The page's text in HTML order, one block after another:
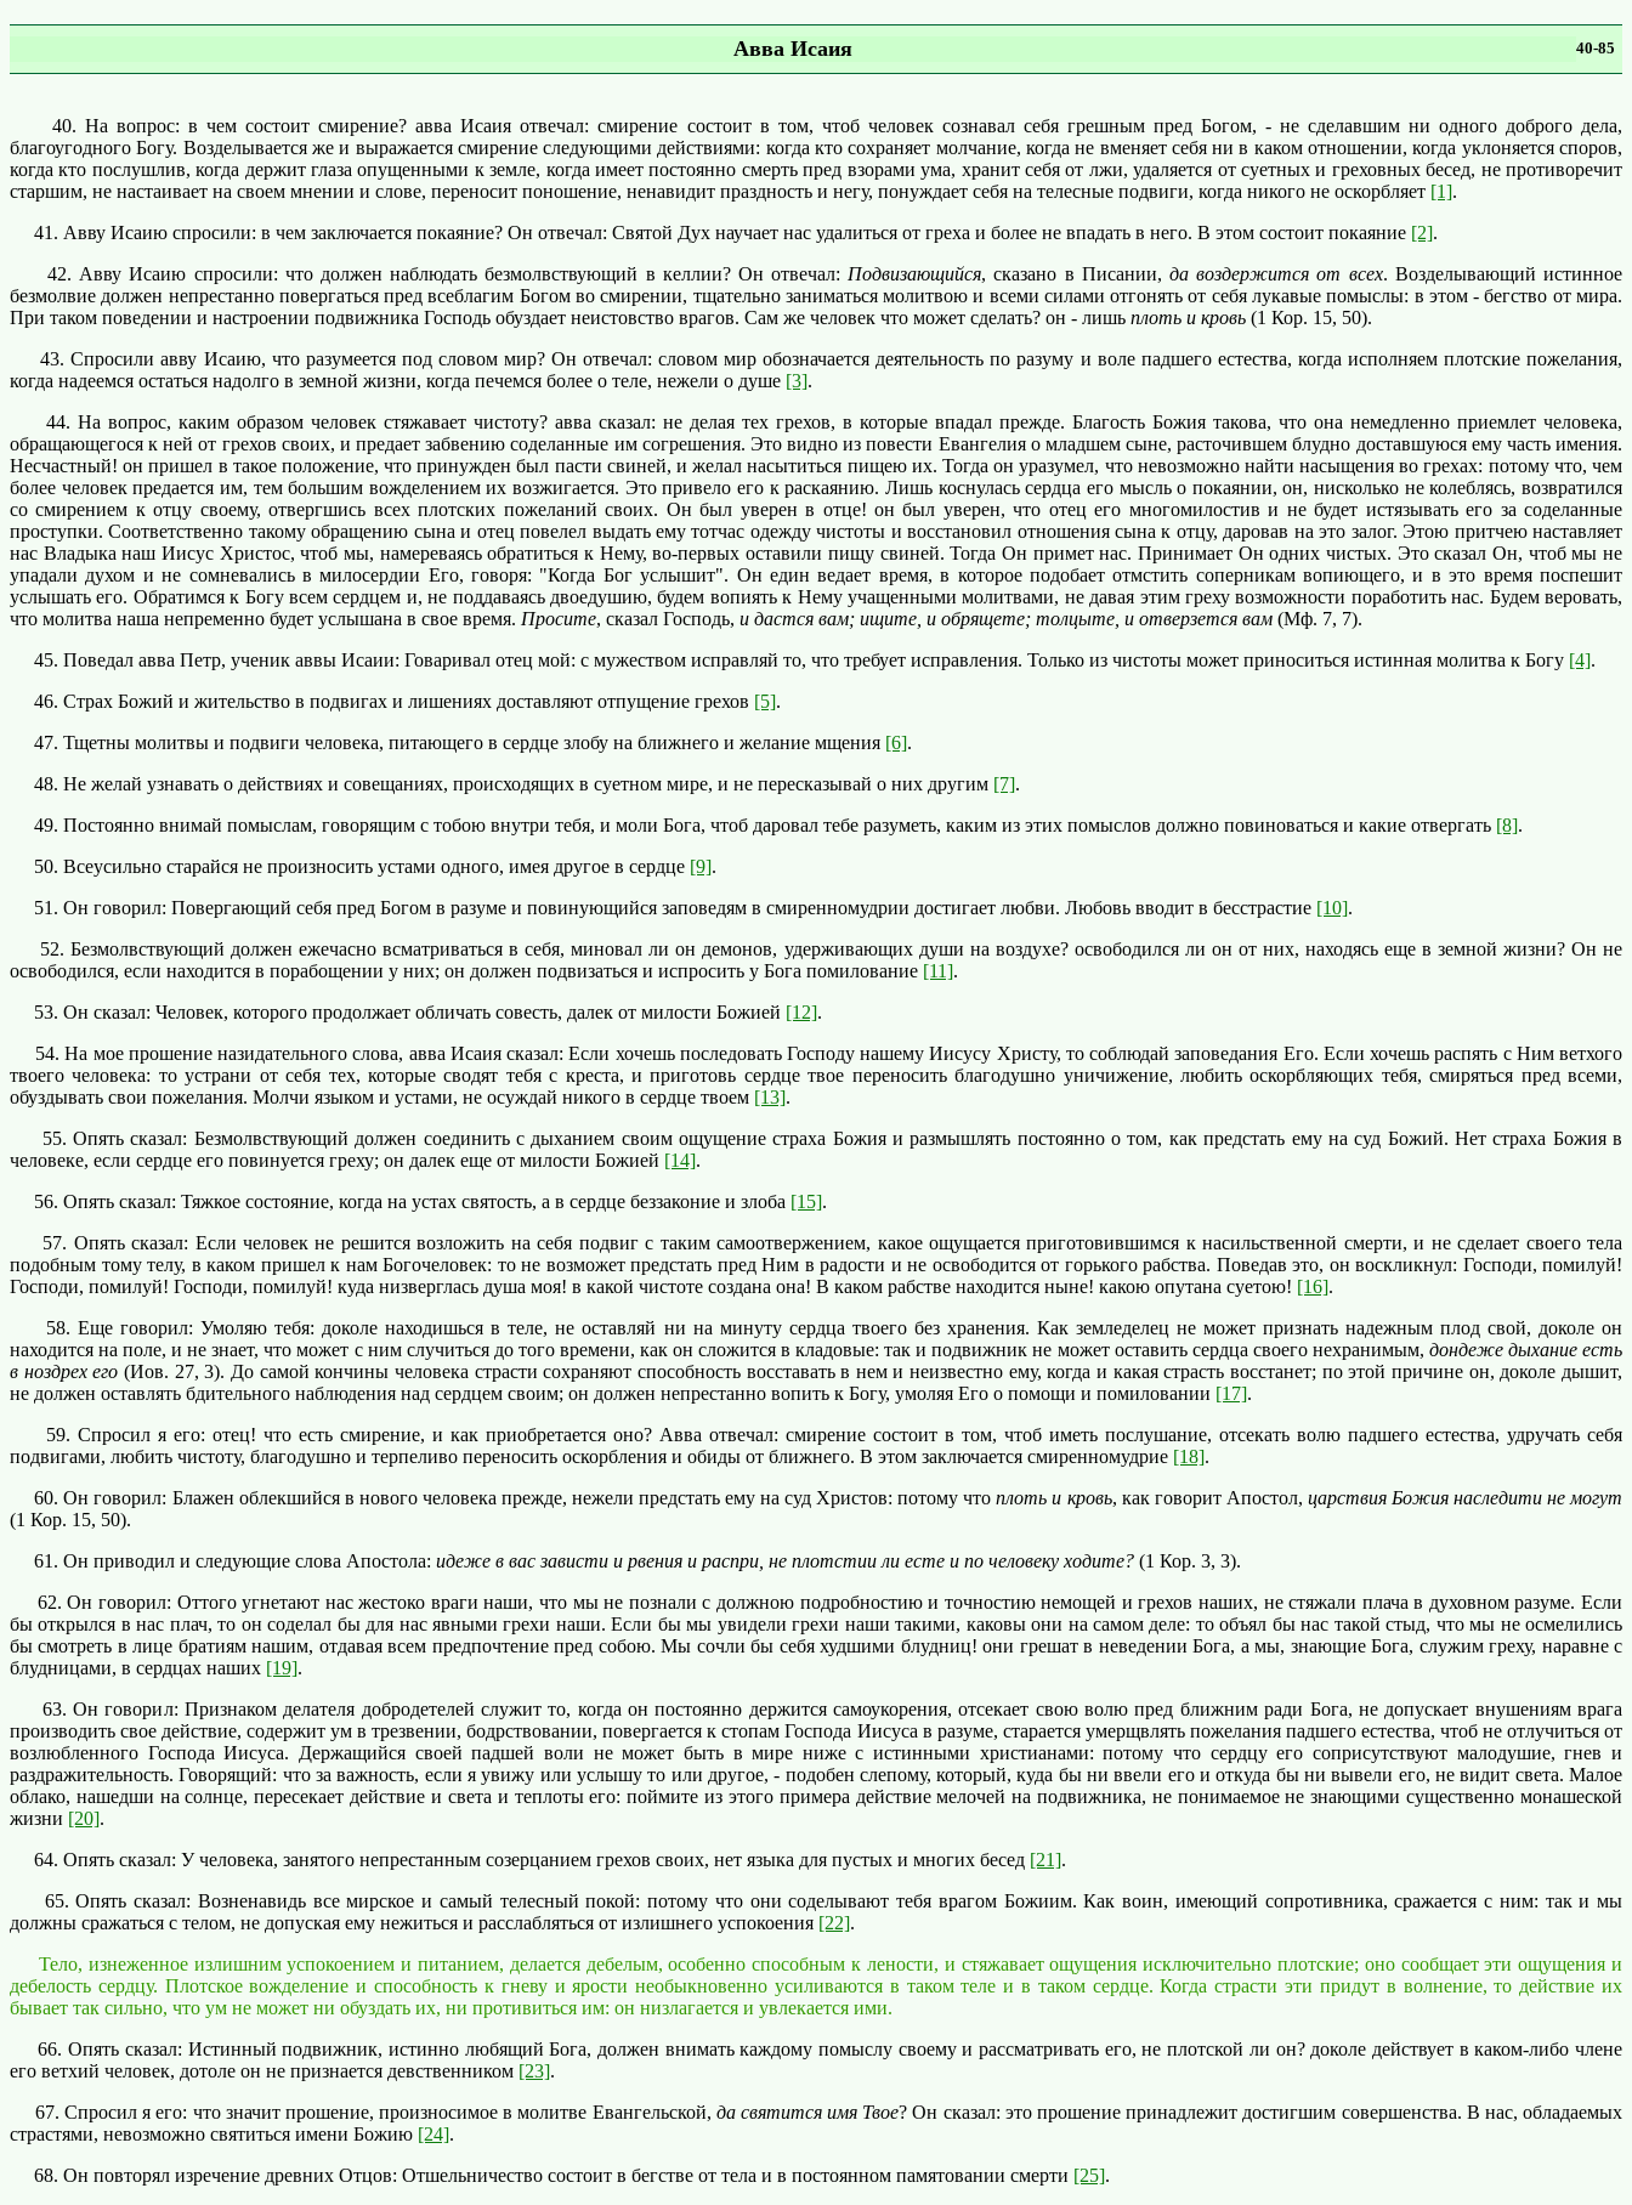
Авва Исаия 40-85
40. На вопрос: в чем состоит смирение? авва Исаия отвечал: смирение состоит в том, чтоб человек сознавал себя грешным пред Богом, - не сделавшим ни одного доброго дела,
благоугодного Богу. Возделывается же и выражается смирение следующими действиями: когда кто сохраняет молчание, когда не вменяет себя ни в каком отношении, когда уклоняется споров,
когда кто послушлив, когда держит глаза опущенными к земле, когда имеет постоянно смерть пред взорами ума, хранит себя от лжи, удаляется от суетных и греховных бесед, не противоречит
старшим, не настаивает на своем мнении и слове, переносит поношение, ненавидит праздность и негу, понуждает себя на телесные подвиги, когда никого не оскорбляет [1].
41. Авву Исаию спросили: в чем заключается покаяние? Он отвечал: Святой Дух научает нас удалиться от греха и более не впадать в него. В этом состоит покаяние [2].
42. Авву Исаию спросили: что должен наблюдать безмолвствующий в келлии? Он отвечал: Подвизающийся, сказано в Писании,да воздержится от всех. Возделывающий истинное
безмолвие должен непрестанно повергаться пред всеблагим Богом во смирении, тщательно заниматься молитвою и всеми силами отгонять от себя лукавые помыслы: в этом - бегство от мира.
При таком поведении и настроении подвижника Господь обуздает неистовство врагов. Сам же человек что может сделать? он - лишь плоть и кровь (1 Кор. 15, 50).
43. Спросили авву Исаию, что разумеется под словом мир? Он отвечал: словом мир обозначается деятельность по разуму и воле падшего естества, когда исполняем плотские пожелания,
когда надеемся остаться надолго в земной жизни, когда печемся более о теле, нежели о душе [3].
44. На вопрос, каким образом человек стяжавает чистоту? авва сказал: не делая тех грехов, в которые впадал прежде. Благость Божия такова, что она немедленно приемлет человека,
обращающегося к ней от грехов своих, и предает забвению соделанные им согрешения. Это видно из повести Евангелия о младшем сыне, расточившем блудно доставшуюся ему часть имения.
Несчастный! он пришел в такое положение, что принужден был пасти свиней, и желал насытиться пищею их. Тогда он уразумел, что невозможно найти насыщения во грехах: потому что, чем
более человек предается им, тем большим вожделением их возжигается. Это привело его к раскаянию. Лишь коснулась сердца его мысль о покаянии, он, нисколько не колеблясь, возвратился
со смирением к отцу своему, отвергшись всех плотских пожеланий своих. Он был уверен в отце! он был уверен, что отец его многомилостив и не будет истязывать его за соделанные
проступки. Соответственно такому обращению сына и отец повелел выдать ему тотчас одежду чистоты и восстановил отношения сына к отцу, даровав на это залог. Этою притчею наставляет
нас Владыка наш Иисус Христос, чтоб мы, намереваясь обратиться к Нему, во-первых оставили пищу свиней. Тогда Он примет нас. Принимает Он одних чистых. Это сказал Он, чтоб мы не
упадали духом и не сомневались в милосердии Его, говоря: "Когда Бог услышит". Он един ведает время, в которое подобает отмстить соперникам вопиющего, и в это время поспешит
услышать его. Обратимся к Богу всем сердцем и, не поддаваясь двоедушию, будем вопиять к Нему учащенными молитвами, не давая этим греху возможности поработить нас. Будем веровать,
что молитва наша непременно будет услышана в свое время. Просите, сказал Господь, и дастся вам; ищите, и обрящете; толцыте, и отверзется вам (Мф. 7, 7).
45. Поведал авва Петр, ученик аввы Исаии: Говаривал отец мой: с мужеством исправляй то, что требует исправления. Только из чистоты может приноситься истинная молитва к Богу [4].
46. Страх Божий и жительство в подвигах и лишениях доставляют отпущение грехов [5].
47. Тщетны молитвы и подвиги человека, питающего в сердце злобу на ближнего и желание мщения [6].
48. Не желай узнавать о действиях и совещаниях, происходящих в суетном мире, и не пересказывай о них другим [7].
49. Постоянно внимай помыслам, говорящим с тобою внутри тебя, и моли Бога, чтоб даровал тебе разуметь, каким из этих помыслов должно повиноваться и какие отвергать [8].
50. Всеусильно старайся не произносить устами одного, имея другое в сердце [9].
51. Он говорил: Повергающий себя пред Богом в разуме и повинующийся заповедям в смиренномудрии достигает любви. Любовь вводит в бесстрастие [10].
52. Безмолвствующий должен ежечасно всматриваться в себя, миновал ли он демонов, удерживающих души на воздухе? освободился ли он от них, находясь еще в земной жизни? Он не
освободился, если находится в порабощении у них; он должен подвизаться и испросить у Бога помилование [11].
53. Он сказал: Человек, которого продолжает обличать совесть, далек от милости Божией [12].
54. На мое прошение назидательного слова, авва Исаия сказал: Если хочешь последовать Господу нашему Иисусу Христу, то соблюдай заповедания Его. Если хочешь распять с Ним ветхого
твоего человека: то устрани от себя тех, которые сводят тебя с креста, и приготовь сердце твое переносить благодушно уничижение, любить оскорбляющих тебя, смиряться пред всеми,
обуздывать свои пожелания. Молчи языком и устами, не осуждай никого в сердце твоем [13].
55. Опять сказал: Безмолвствующий должен соединить с дыханием своим ощущение страха Божия и размышлять постоянно о том, как предстать ему на суд Божий. Нет страха Божия в
человеке, если сердце его повинуется греху; он далек еще от милости Божией [14].
56. Опять сказал: Тяжкое состояние, когда на устах святость, а в сердце беззаконие и злоба [15].
57. Опять сказал: Если человек не решится возложить на себя подвиг с таким самоотвержением, какое ощущается приготовившимся к насильственной смерти, и не сделает своего тела
подобным тому телу, в каком пришел к нам Богочеловек: то не возможет предстать пред Ним в радости и не освободится от горького рабства. Поведав это, он воскликнул: Господи, помилуй!
Господи, помилуй! Господи, помилуй! куда низверглась душа моя! в какой чистоте создана она! В каком рабстве находится ныне! какою опутана суетою! [16].
58. Еще говорил: Умоляю тебя: доколе находишься в теле, не оставляй ни на минуту сердца твоего без хранения. Как земледелец не может признать надежным плод свой, доколе он
находится на поле, и не знает, что может с ним случиться до того времени, как он сложится в кладовые: так и подвижник не может оставить сердца своего нехранимым, дондеже дыхание есть
в ноздрех его (Иов. 27, 3). До самой кончины человека страсти сохраняют способность восставать в нем и неизвестно ему, когда и какая страсть восстанет; по этой причине он, доколе дышит,
не должен оставлять бдительного наблюдения над сердцем своим; он должен непрестанно вопить к Богу, умоляя Его о помощи и помиловании [17].
59. Спросил я его: отец! что есть смирение, и как приобретается оно? Авва отвечал: смирение состоит в том, чтоб иметь послушание, отсекать волю падшего естества, удручать себя
подвигами, любить чистоту, благодушно и терпеливо переносить оскорбления и обиды от ближнего. В этом заключается смиренномудрие [18].
60. Он говорил: Блажен облекшийся в нового человека прежде, нежели предстать ему на суд Христов: потому чтоплоть и кровь, как говорит Апостол, царствия Божия наследити не могут
(1 Кор. 15, 50).
61. Он приводил и следующие слова Апостола: идеже в вас зависти и рвения и распри, не плотстии ли есте и по человеку ходите? (1 Кор. 3, 3).
62. Он говорил: Оттого угнетают нас жестоко враги наши, что мы не познали с должною подробностию и точностию немощей и грехов наших, не стяжали плача в духовном разуме. Если
бы открылся в нас плач, то он соделал бы для нас явными грехи наши. Если бы мы увидели грехи наши такими, каковы они на самом деле: то объял бы нас такой стыд, что мы не осмелились
бы смотреть в лице братиям нашим, отдавая всем предпочтение пред собою. Мы сочли бы себя худшими блудниц! они грешат в неведении Бога, а мы, знающие Бога, служим греху, наравне с
блудницами, в сердцах наших [19].
63. Он говорил: Признаком делателя добродетелей служит то, когда он постоянно держится самоукорения, отсекает свою волю пред ближним ради Бога, не допускает внушениям врага
производить свое действие, содержит ум в трезвении, бодрствовании, повергается к стопам Господа Иисуса в разуме, старается умерщвлять пожелания падшего естества, чтоб не отлучиться от
возлюбленного Господа Иисуса. Держащийся своей падшей воли не может быть в мире ниже с истинными христианами: потому что сердцу его соприсутствуют малодушие, гнев и
раздражительность. Говорящий: что за важность, если я увижу или услышу то или другое, - подобен слепому, который, куда бы ни ввели его и откуда бы ни вывели его, не видит света. Малое
облако, нашедши на солнце, пересекает действие и света и теплоты его: поймите из этого примера действие мелочей на подвижника, не понимаемое не знающими существенно монашеской
жизни [20].
64. Опять сказал: У человека, занятого непрестанным созерцанием грехов своих, нет языка для пустых и многих бесед [21].
65. Опять сказал: Возненавидь все мирское и самый телесный покой: потому что они соделывают тебя врагом Божиим. Как воин, имеющий сопротивника, сражается с ним: так и мы
должны сражаться с телом, не допуская ему нежиться и расслабляться от излишнего успокоения [22].
Тело, изнеженное излишним успокоением и питанием, делается дебелым, особенно способным к лености, и стяжавает ощущения исключительно плотские; оно сообщает эти ощущения и
дебелость сердцу. Плотское вожделение и способность к гневу и ярости необыкновенно усиливаются в таком теле и в таком сердце. Когда страсти эти придут в волнение, то действие их
бывает так сильно, что ум не может ни обуздать их, ни противиться им: он низлагается и увлекается ими.
66. Опять сказал: Истинный подвижник, истинно любящий Бога, должен внимать каждому помыслу своему и рассматривать его, не плотской ли он? доколе действует в каком-либо члене
его ветхий человек, дотоле он не признается девственником [23].
67. Спросил я его: что значит прошение, произносимое в молитве Евангельской, да святится имя Твое? Он сказал: это прошение принадлежит достигшим совершенства. В нас, обладаемых
страстями, невозможно святиться имени Божию [24].
68. Он повторял изречение древних Отцов: Отшельничество состоит в бегстве от тела и в постоянном памятовании смерти [25].